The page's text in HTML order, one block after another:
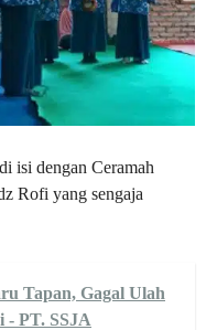
isi dengan Ceramah
Rofi yang sengaja
Tapan, Gagal Ulah
- PT. SSJA